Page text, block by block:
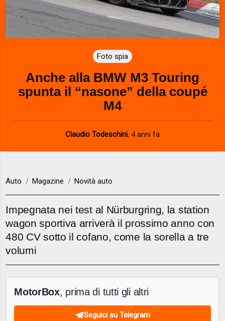
Foto spia
Anche alla BMW M3 Touring
spunta il “nasone” della coupé
M4
Claudio Todeschini, 4 anni fa
Auto Magazine Novità auto
Impegnata nei test al Nürburgring, la station
wagon sportiva arriverà il prossimo anno con
480 CV sotto il cofano, come la sorella a tre
volumi
MotorBox, prima di tutti gli altri
Seguici su Telegram